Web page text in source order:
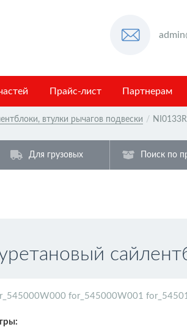
Прайс-лист Партнерам
втулки рычагов подвески /
Для грузовых Поиск по
for_545000W001